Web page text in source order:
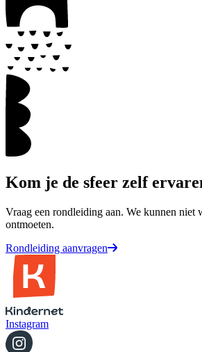
Kom je de sfeer zelf
Vraag een rondleiding aan. We kunnen niet
ontmoeten.
Rondleiding aanvragen
Instagram